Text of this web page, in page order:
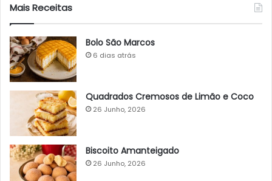
Mais Receitas
Bolo São Marcos
6 dias atrás
Quadrados Cremosos de Limão e Coco
26 Junho, 2026
Biscoito Amanteigado
26 Junho, 2026